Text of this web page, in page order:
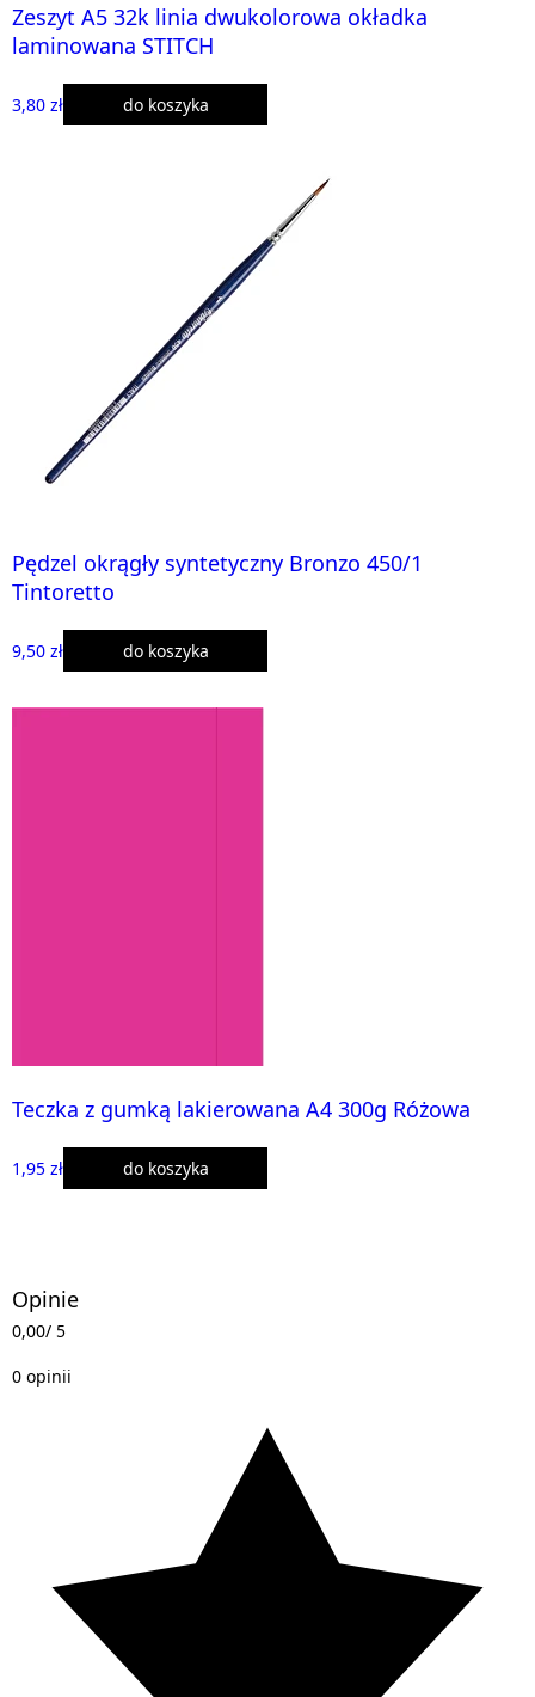
Zeszyt A5 32k linia dwukolorowa okładka
laminowana STITCH
3,80 zł do koszyka
Pędzel okrągły syntetyczny Bronzo 450/1
Tintoretto
9,50 zł do koszyka
Teczka z gumką lakierowana A4 300g Różowa
1,95 zł do koszyka
Opinie
0,00/ 5
0 opinii